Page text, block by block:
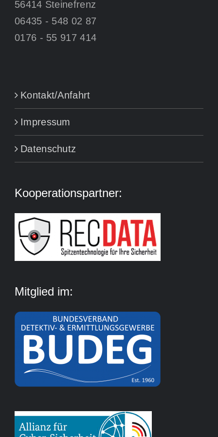
56414 Steinefrenz
06435 - 548 02 87
0176 - 55 917 414
Kontakt/Anfahrt
Impressum
Datenschutz
Kooperationspartner:
Mitglied im: